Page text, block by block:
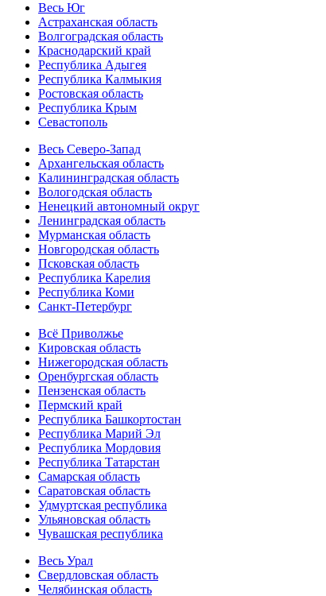
Весь Юг
Астраханская область
Волгоградская область
Краснодарский край
Республика Адыгея
Республика Калмыкия
Ростовская область
Республика Крым
Севастополь
Весь Северо-Запад
Архангельская область
Калининградская область
Вологодская область
Ненецкий автономный округ
Ленинградская область
Мурманская область
Новгородская область
Псковская область
Республика Карелия
Республика Коми
Санкт-Петербург
Всё Приволжье
Кировская область
Нижегородская область
Оренбургская область
Пензенская область
Пермский край
Республика Башкортостан
Республика Марий Эл
Республика Мордовия
Республика Татарстан
Самарская область
Саратовская область
Удмуртская республика
Ульяновская область
Чувашская республика
Весь Урал
Свердловская область
Челябинская область